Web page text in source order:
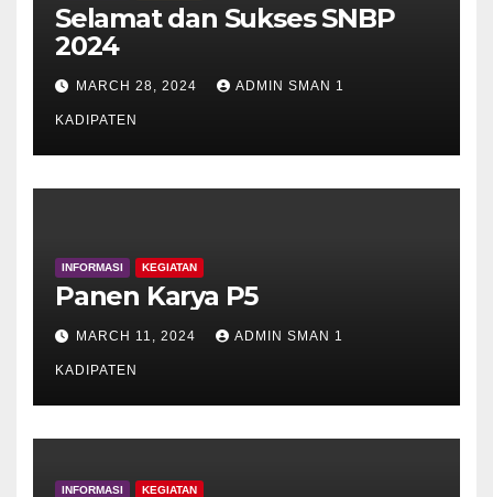
Selamat dan Sukses SNBP
2024
MARCH 28, 2024 ADMIN SMAN 1
KADIPATEN
INFORMASI KEGIATAN
Panen Karya P5
MARCH 11, 2024 ADMIN SMAN 1
KADIPATEN
INFORMASI KEGIATAN